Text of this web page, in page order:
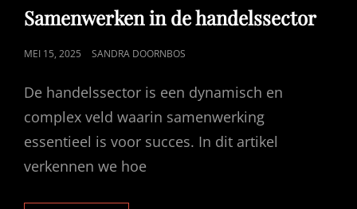
LINKS
Samenwerken in de handelssector
GEPUBLICEERD
MEI 15, 2025 SANDRA DOORNBOS
De handelssector is een dynamisch en
complex veld waarin samenwerking
essentieel is voor succes. In dit artikel
verkennen we hoe